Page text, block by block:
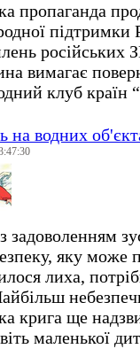
пропаганда
підтримки
російських
вимагає
клуб країн
на водних
задоволенням
яку може
лиха,
крига ще
маленької